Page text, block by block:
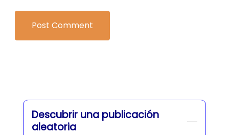
Descubrir una publicación
aleatoria